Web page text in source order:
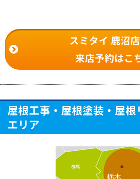
スミタイ 鹿沼
来店予約はこ
屋根工事・屋根塗装・屋
エリア